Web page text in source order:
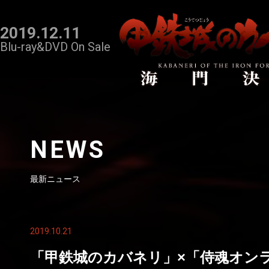
2019.12.11
Blu-ray&DVD On Sale
NEWS
最新ニュース
2019.10.21
「甲鉄城のカバネリ」×「侍魂オン